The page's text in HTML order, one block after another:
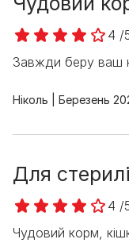
4 /
Завжди беру ваш
Ніколь Березень
Для
4 /
Чудовий корм,